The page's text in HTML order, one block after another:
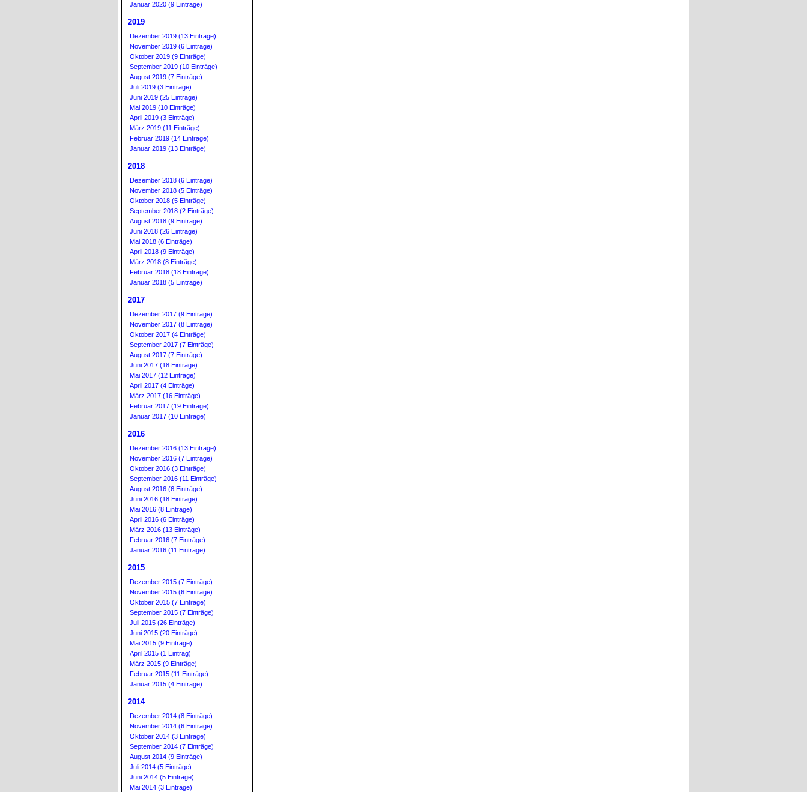
Januar 2020 (9 Einträge)
2019
Dezember 2019 (13 Einträge)
November 2019 (6 Einträge)
Oktober 2019 (9 Einträge)
September 2019 (10 Einträge)
August 2019 (7 Einträge)
Juli 2019 (3 Einträge)
Juni 2019 (25 Einträge)
Mai 2019 (10 Einträge)
April 2019 (3 Einträge)
März 2019 (11 Einträge)
Februar 2019 (14 Einträge)
Januar 2019 (13 Einträge)
2018
Dezember 2018 (6 Einträge)
November 2018 (5 Einträge)
Oktober 2018 (5 Einträge)
September 2018 (2 Einträge)
August 2018 (9 Einträge)
Juni 2018 (26 Einträge)
Mai 2018 (6 Einträge)
April 2018 (9 Einträge)
März 2018 (8 Einträge)
Februar 2018 (18 Einträge)
Januar 2018 (5 Einträge)
2017
Dezember 2017 (9 Einträge)
November 2017 (8 Einträge)
Oktober 2017 (4 Einträge)
September 2017 (7 Einträge)
August 2017 (7 Einträge)
Juni 2017 (18 Einträge)
Mai 2017 (12 Einträge)
April 2017 (4 Einträge)
März 2017 (16 Einträge)
Februar 2017 (19 Einträge)
Januar 2017 (10 Einträge)
2016
Dezember 2016 (13 Einträge)
November 2016 (7 Einträge)
Oktober 2016 (3 Einträge)
September 2016 (11 Einträge)
August 2016 (6 Einträge)
Juni 2016 (18 Einträge)
Mai 2016 (8 Einträge)
April 2016 (6 Einträge)
März 2016 (13 Einträge)
Februar 2016 (7 Einträge)
Januar 2016 (11 Einträge)
2015
Dezember 2015 (7 Einträge)
November 2015 (6 Einträge)
Oktober 2015 (7 Einträge)
September 2015 (7 Einträge)
Juli 2015 (26 Einträge)
Juni 2015 (20 Einträge)
Mai 2015 (9 Einträge)
April 2015 (1 Eintrag)
März 2015 (9 Einträge)
Februar 2015 (11 Einträge)
Januar 2015 (4 Einträge)
2014
Dezember 2014 (8 Einträge)
November 2014 (6 Einträge)
Oktober 2014 (3 Einträge)
September 2014 (7 Einträge)
August 2014 (9 Einträge)
Juli 2014 (5 Einträge)
Juni 2014 (5 Einträge)
Mai 2014 (3 Einträge)